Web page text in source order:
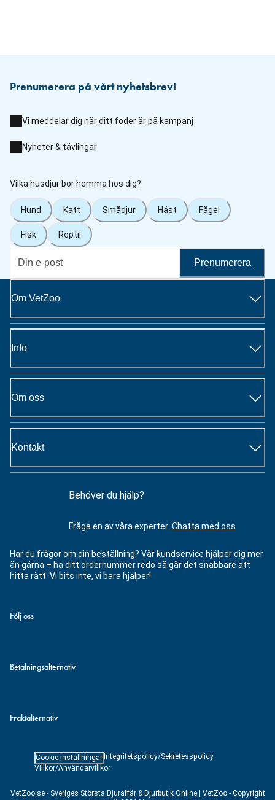
Prenumerera på vårt nyhetsbrev!
Vi meddelar dig när ditt foder är på kampanj
Nyheter & tävlingar
Vilka husdjur bor hemma hos dig?
Hund Katt Smådjur Häst Fågel
Fisk Reptil
Prenumerera
Om VetZoo
Info
Om oss
Kontakt
Behöver du hjälp?
Fråga en av våra experter. Chatta med oss
Har du frågor om din beställning? Vår kundservice hjälper dig mer
än gärna – ha ditt ordernummer redo så går det snabbare att
hitta rätt. Vi bits inte, vi bara hjälper!
Följ oss
Betalningsalternativ
Fraktalternativ
VetZoo.se - Sveriges Största Djuraffär & Djurbutik Online | VetZoo - Copyright
Cookie-inställningar Integritetspolicy/Sekretesspolicy
Villkor/Användarvillkor